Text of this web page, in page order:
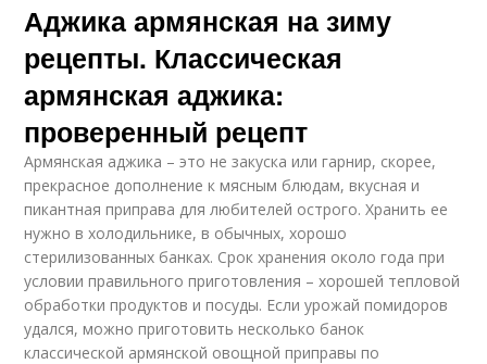
Аджика армянская на зиму
рецепты. Классическая
армянская аджика:
проверенный рецепт
Армянская аджика – это не закуска или гарнир, скорее,
прекрасное дополнение к мясным блюдам, вкусная и
пикантная приправа для любителей острого. Хранить ее
нужно в холодильнике, в обычных, хорошо
стерилизованных банках. Срок хранения около года при
условии правильного приготовления – хорошей тепловой
обработки продуктов и посуды. Если урожай помидоров
удался, можно приготовить несколько банок
классической армянской овощной приправы по